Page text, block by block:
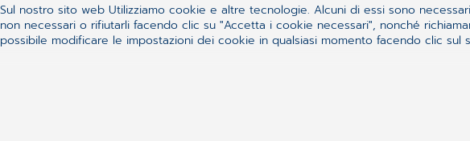
Sul nostro sito web Utilizziamo cookie e altre tecnologie. Alcuni di essi sono
non necessari o rifiutarli facendo clic su "Accetta i cookie necessari", nonché
possibile modificare le impostazioni dei cookie in qualsiasi momento facendo clic